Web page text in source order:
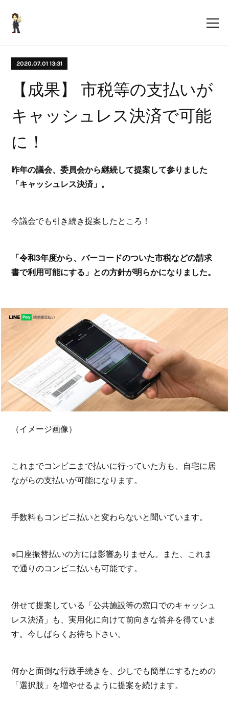
2020.07.01 13:31
【成果】 市税等の支払いが
キャッシュレス決済で可能
に！
昨年の議会、委員会から継続して提案して参りました
「キャッシュレス決済」。
今議会でも引き続き提案したところ！
「令和3年度から、バーコードのついた市税などの請求
書で利用可能にする」との方針が明らかになりました。
（イメージ画像）
これまでコンビニまで払いに行っていた方も、自宅に居
ながらの支払いが可能になります。
手数料もコンビニ払いと変わらないと聞いています。
※口座振替払いの方には影響ありません。また、これま
で通りのコンビニ払いも可能です。
併せて提案している「公共施設等の窓口でのキャッシュ
レス決済」も、実用化に向けて前向きな答弁を得ていま
す。今しばらくお待ち下さい。
何かと面倒な行政手続きを、少しでも簡単にするための
「選択肢」を増やせるように提案を続けます。